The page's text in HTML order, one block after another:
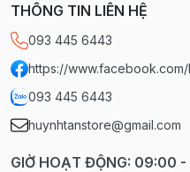
THÔNG TIN LIÊN HỆ
093 445 6443
https://www.facebook.com/
093 445 6443
huynhtanstore@gmail.com
GIỜ HOẠT ĐỘNG: 09:00